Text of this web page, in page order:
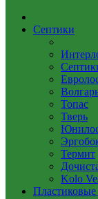
Септики
Топас
Тверь
Термит
Kolo
Пластиковые